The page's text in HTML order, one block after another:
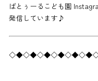
ばとぅーるこども園
発信しています♪